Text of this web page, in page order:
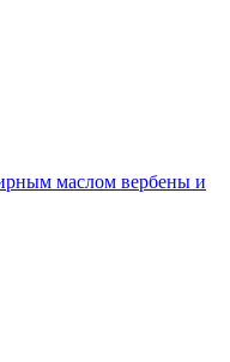
маслом вербены и